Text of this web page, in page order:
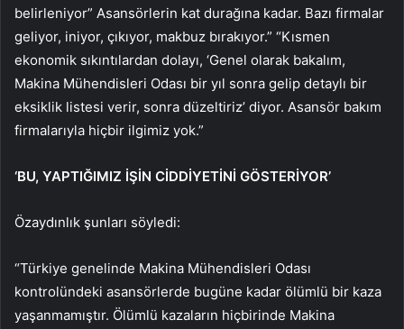
belirleniyor” Asansörlerin kat durağına kadar. Bazı firmalar
geliyor, iniyor, çıkıyor, makbuz bırakıyor.” “Kısmen
ekonomik sıkıntılardan dolayı, ‘Genel olarak bakalım,
Makina Mühendisleri Odası bir yıl sonra gelip detaylı bir
eksiklik listesi verir, sonra düzeltiriz’ diyor. Asansör bakım
firmalarıyla hiçbir ilgimiz yok.”
‘BU, YAPTIĞIMIZ İŞİN CİDDİYETİNİ GÖSTERİYOR’
Özaydınlık şunları söyledi:
“Türkiye genelinde Makina Mühendisleri Odası
kontrolündeki asansörlerde bugüne kadar ölümlü bir kaza
yaşanmamıştır. Ölümlü kazaların hiçbirinde Makina